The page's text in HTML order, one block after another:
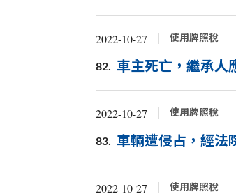
2022-10-27 使用牌照稅
82. 車主死亡，繼承人
2022-10-27 使用牌照稅
83. 車輛遭侵占，經法
2022-10-27 使用牌照稅